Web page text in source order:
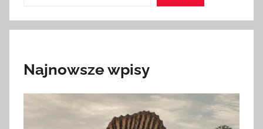
Najnowsze wpisy